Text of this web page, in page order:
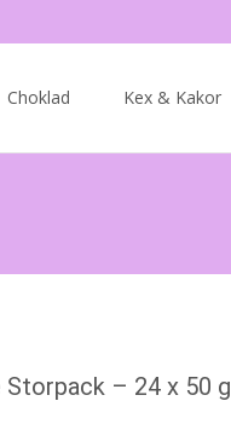
Choklad Kex & Kakor
Storpack – 24 x 50 g